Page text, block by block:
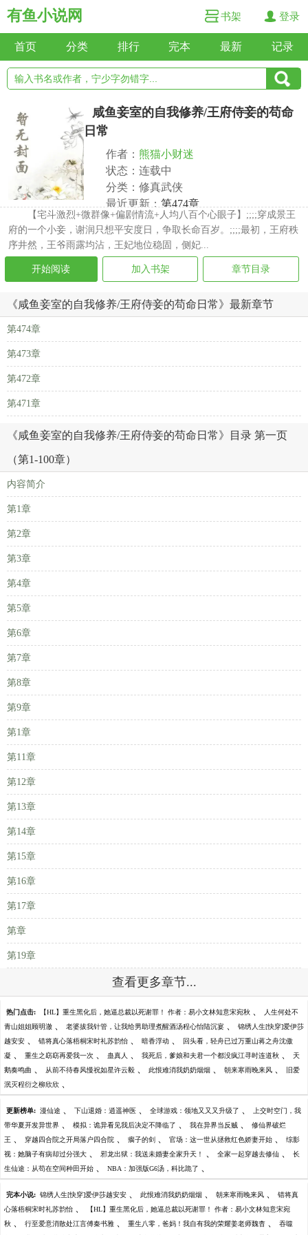
有鱼小说网 书架 登录
首页 分类 排行 完本 最新 记录
咸鱼妾室的自我修养/王府侍妾的苟命
日常
作者： 熊猫小财迷
状态：连载中
分类：修真武侠
最近更新： 第474章
更新时间：2026-07-13 14:49:51
【宅斗激烈+微群像+偏剧情流+人均八百个心眼子】;;;;穿成景王
府的一个小妾，谢润只想平安度日，争取长命百岁。;;;;最初，王府秩
序井然，王爷雨露均沾，王妃地位稳固，侧妃...
开始阅读 加入书架 章节目录
《咸鱼妾室的自我修养/王府侍妾的苟命日常》最新章节
第474章
第473章
第472章
第471章
《咸鱼妾室的自我修养/王府侍妾的苟命日常》目录 第一页
（第1-100章）
内容简介
第1章
第2章
第3章
第4章
第5章
第6章
第7章
第8章
第9章
第1章
第11章
第12章
第13章
第14章
第15章
第16章
第17章
第章
第19章
查看更多章节...
热门点击: 【HL】重生黑化后，她逼总裁以死谢罪！ 作者：易小文林知意宋宛秋 、 人生何处不
青山姐姐顾明澈 、 老婆拔我针管，让我给男助理煮醒酒汤程心怡陆沉宴 、 锦绣人生[快穿]爱伊莎
越安安 、 错将真心落梧桐宋时礼苏韵怡 、 暗香浮动 、 回头看，轻舟已过万重山蒋之舟沈傲
凝 、 重生之窈窈再爱我一次 、 蛊真人 、 我死后，爹娘和夫君一个都没疯江寻时连道秋 、 天
鹅奏鸣曲 、 从前不待春风慢祝如星许云毅 、 此恨难消我奶奶烟烟 、 朝来寒雨晚来风 、 旧爱
泯灭程衍之柳欣欣 、
更新榜单: 漫仙途 、 下山退婚：逍遥神医 、 全球游戏：领地又又又升级了 、 上交时空门，我
带华夏开发异世界 、 模拟：诡异看见我后决定不降临了 、 我在异界当反贼 、 修仙界破烂
王 、 穿越四合院之开局落户四合院 、 瘸子的剑 、 官场：这一世从拯救红色娇妻开始 、 综影
视：她脑子有病却过分强大 、 邪龙出狱：我送未婚妻全家升天！ 、 全家一起穿越去修仙 、 长
生仙途：从苟在空间种田开始 、 NBA：加强版G6汤，科比跪了 、
完本小说: 锦绣人生[快穿]爱伊莎越安安 、 此恨难消我奶奶烟烟 、 朝来寒雨晚来风 、 错将真
心落梧桐宋时礼苏韵怡 、 【HL】重生黑化后，她逼总裁以死谢罪！ 作者：易小文林知意宋宛
秋 、 行至爱意消散处江言傅秦书雅 、 重生八零，爸妈！我自有我的荣耀姜老师魏杳 、 吞噬